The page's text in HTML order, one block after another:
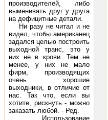
производителей, либо
выменивать друг у друга
на дефицитные детали.
Ни разу не читал и не
видел, чтобы американец
задался целью построить
выходной транс, это у
них не в крови. Тем не
менее, у них не мало
фирм, производящих
очень хорошие
выходники, в отличие от
нас. Так что, если вы
хотите, рискнуть - можно
заказать любой. - Ред.
Использование